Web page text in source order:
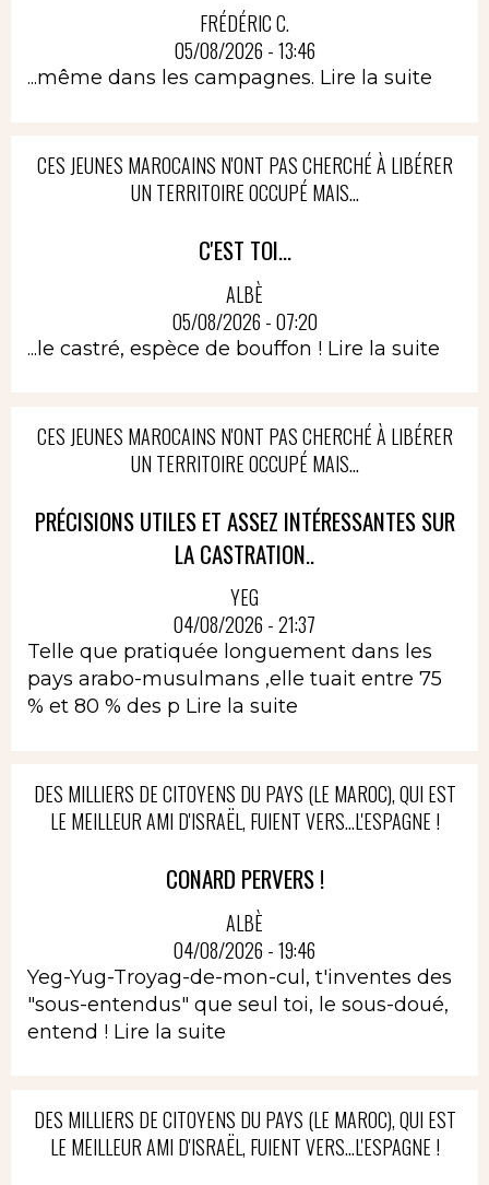
FRÉDÉRIC C.
05/08/2026 - 13:46
...même dans les campagnes. Lire la suite
CES JEUNES MAROCAINS N'ONT PAS CHERCHÉ À LIBÉRER
UN TERRITOIRE OCCUPÉ MAIS...
C'EST TOI...
ALBÈ
05/08/2026 - 07:20
...le castré, espèce de bouffon ! Lire la suite
CES JEUNES MAROCAINS N'ONT PAS CHERCHÉ À LIBÉRER
UN TERRITOIRE OCCUPÉ MAIS...
PRÉCISIONS UTILES ET ASSEZ INTÉRESSANTES SUR
LA CASTRATION..
YEG
04/08/2026 - 21:37
Telle que pratiquée longuement dans les
pays arabo-musulmans ,elle tuait entre 75
% et 80 % des p Lire la suite
DES MILLIERS DE CITOYENS DU PAYS (LE MAROC), QUI EST
LE MEILLEUR AMI D'ISRAËL, FUIENT VERS...L'ESPAGNE !
CONARD PERVERS !
ALBÈ
04/08/2026 - 19:46
Yeg-Yug-Troyag-de-mon-cul, t'inventes des
"sous-entendus" que seul toi, le sous-doué,
entend ! Lire la suite
DES MILLIERS DE CITOYENS DU PAYS (LE MAROC), QUI EST
LE MEILLEUR AMI D'ISRAËL, FUIENT VERS...L'ESPAGNE !